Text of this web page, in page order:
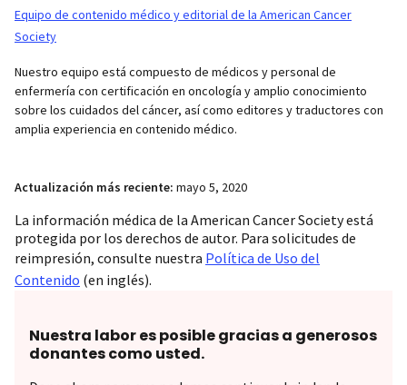
Equipo de contenido médico y editorial de la American Cancer
Society
Nuestro equipo está compuesto de médicos y personal de
enfermería con certificación en oncología y amplio conocimiento
sobre los cuidados del cáncer, así como editores y traductores con
amplia experiencia en contenido médico.
Actualización más reciente: mayo 5, 2020
La información médica de la American Cancer Society está
protegida por los derechos de autor. Para solicitudes de
reimpresión, consulte nuestra Política de Uso del
Contenido (en inglés).
Nuestra labor es posible gracias a generosos
donantes como usted.